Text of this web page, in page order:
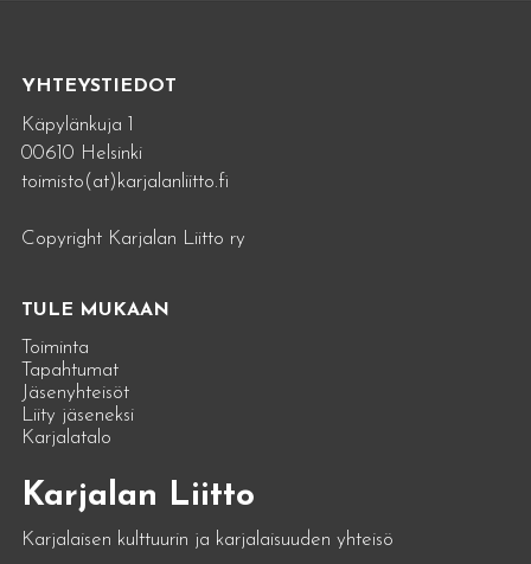
YHTEYSTIEDOT
Käpylänkuja 1
00610 Helsinki
toimisto(at)karjalanliitto.fi
Copyright Karjalan Liitto ry
TULE MUKAAN
Toiminta
Tapahtumat
Jäsenyhteisöt
Liity jäseneksi
Karjalatalo
Karjalan Liitto
Karjalaisen kulttuurin ja karjalaisuuden yhteisö